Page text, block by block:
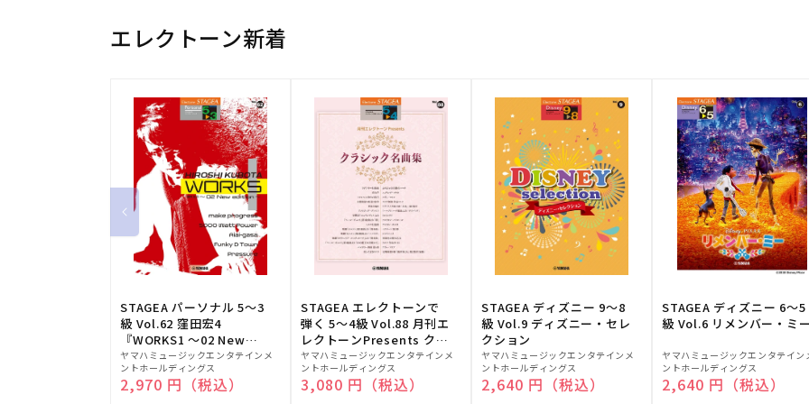
エレクトーン新着
STAGEA パーソナル 5～3
級 Vol.62 窪田宏4
『WORKS1 ～02 New
edition～』
販
売
元:
ヤマハミュージックエンタテインメ
ントホールディングス
通常価格
2,970 円（税込）
STAGEA エレクトーンで
弾く 5～4級 Vol.88 月刊エ
レクトーンPresents クラ
シック名曲集
販
売
元:
ヤマハミュージックエンタテインメ
ントホールディングス
通常価格
3,080 円（税込）
STAGEA ディズニー 9～8
級 Vol.9 ディズニー・セレ
クション
販
売
元:
ヤマハミュージックエンタテインメ
ントホールディングス
通常価格
2,640 円（税込）
STAGEA ディズニー 6～5
級 Vol.6 リメンバー・ミ
販
売
元:
ヤマハミュージックエンタテイン
ントホールディングス
通常価格
2,640 円（税込）